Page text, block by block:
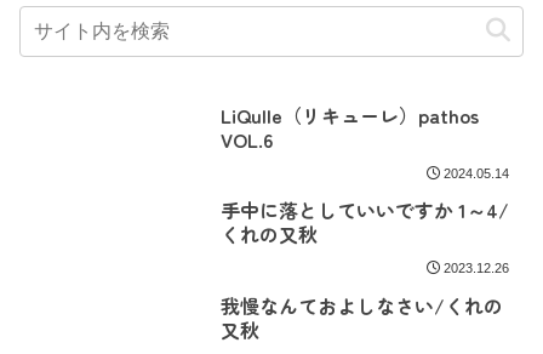
LiQulle（リキューレ）pathos
VOL.6
2024.05.14
手中に落としていいですか 1～4/
くれの又秋
2023.12.26
我慢なんておよしなさい/くれの
又秋